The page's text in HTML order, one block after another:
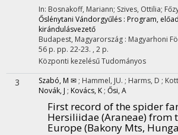
In: Bosnakoff, Mariann; Szives, Ottilia;
Őslénytani Vándorgyűlés : Program,
kirándulásvezető
Budapest, Magyarország : Magyarhoni
56 p. pp. 22-23. , 2 p.
Központi kezelésűTudományos
3 Szabó, M ✉ ; Hammel, JU. ; Harms, D ;
Novák, J ; Kovács, K ; Ősi, A
First record of the spider
Hersiliidae (Araneae) from
Europe (Bakony Mts,